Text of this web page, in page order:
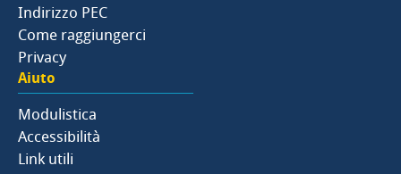
Indirizzo PEC
Come raggiungerci
Privacy
Aiuto
Modulistica
Accessibilità
Link utili